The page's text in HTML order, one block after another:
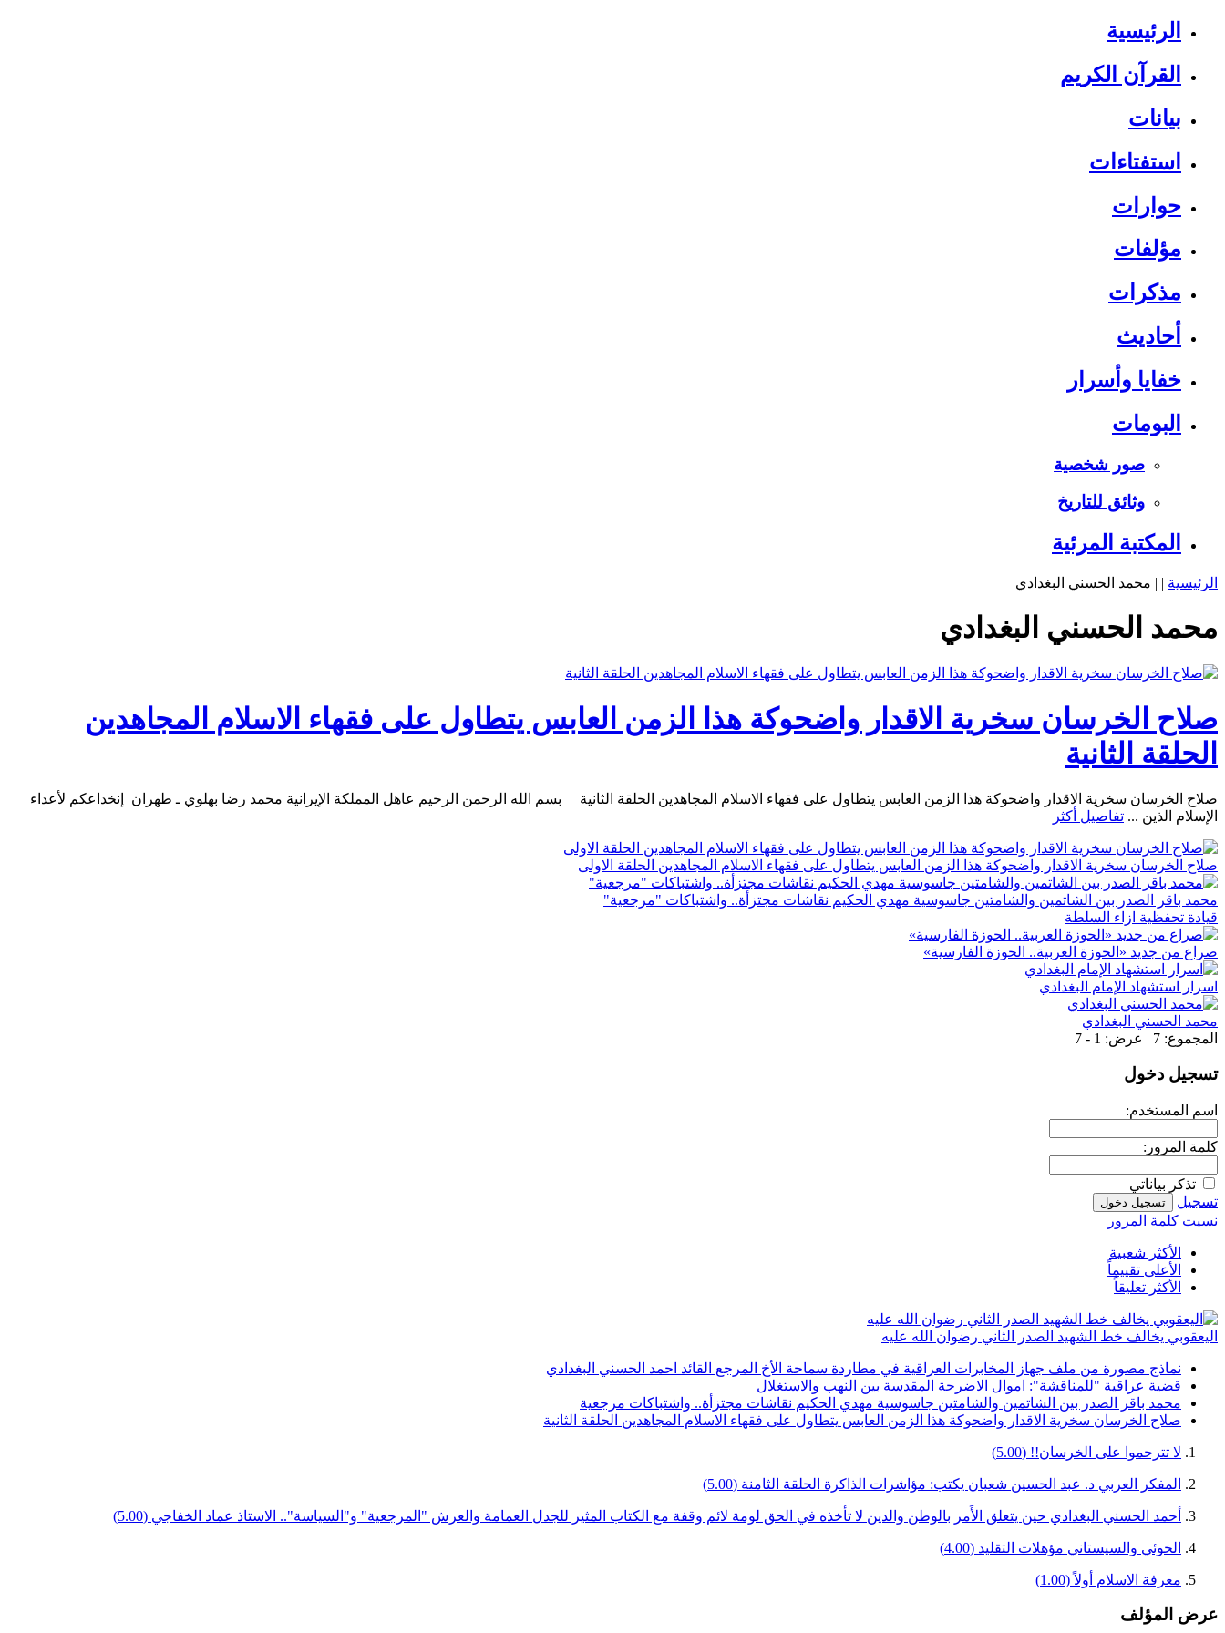
الرئيسية
القرآن الكريم
بيانات
استفتاءات
حوارات
مؤلفات
مذكرات
أحاديث
خفايا وأسرار
البومات
صور شخصية
وثائق للتاريخ
المكتبة المرئية
الرئيسية | | محمد الحسني البغدادي
محمد الحسني البغدادي
صلاح الخرسان سخرية الاقدار واضحوكة هذا الزمن العابس يتطاول على فقهاء الاسلام المجاهدين
الحلقة الثانية
صلاح الخرسان سخرية الاقدار واضحوكة هذا الزمن العابس يتطاول على فقهاء الاسلام المجاهدين الحلقة الثانية بسم الله الرحمن الرحيم عاهل المملكة الإيرانية محمد رضا بهلوي ـ طهران إنخداعكم لأعداء
الإسلام الذين ... تفاصيل أكثر
صلاح الخرسان سخرية الاقدار واضحوكة هذا الزمن العابس يتطاول على فقهاء الاسلام المجاهدين الحلقة الاولى
محمد باقر الصدر بين الشاتمين والشامتين جاسوسية مهدي الحكيم نقاشات مجتزأة.. واشتباكات "مرجعية"
قيادة تحفظية ازاء السلطة
صراع من جديد «الحوزة العربية.. الحوزة الفارسية»
اسرار استشهاد الإمام البغدادي
محمد الحسني البغدادي
المجموع: 7 | عرض: 1 - 7
تسجيل دخول
اسم المستخدم:
كلمة المرور:
تذكر بياناتي
تسجيل
نسيت كلمة المرور
الأكثر شعبية
الأعلى تقييماً
الأكثر تعليقاً
اليعقوبي يخالف خط الشهيد الصدر الثاني رضوان الله عليه
نماذج مصورة من ملف جهاز المخابرات العراقية في مطاردة سماحة الأخ المرجع القائد احمد الحسني البغدادي
قضية عراقية "للمناقشة": اموال الاضرحة المقدسة بين النهب والاستغلال
محمد باقر الصدر بين الشاتمين والشامتين جاسوسية مهدي الحكيم نقاشات مجتزأة.. واشتباكات مرجعية
صلاح الخرسان سخرية الاقدار واضحوكة هذا الزمن العابس يتطاول على فقهاء الاسلام المجاهدين الحلقة الثانية
لا تترحموا على الخرسان!! (5.00)
المفكر العربي د. عبد الحسين شعبان يكتب: مؤاشرات الذاكرة الحلقة الثامنة (5.00)
أحمد الحسني البغدادي حين يتعلق الأَمر بالوطن والدين لا تأخذه في الحق لومة لائم وقفة مع الكتاب المثير للجدل العمامة والعرش "المرجعية" و"السياسة".. الاستاذ عماد الخفاجي (5.00)
الخوئي والسيستاني مؤهلات التقليد (4.00)
معرفة الاسلام أولاً(1.00)
عرض المؤلف